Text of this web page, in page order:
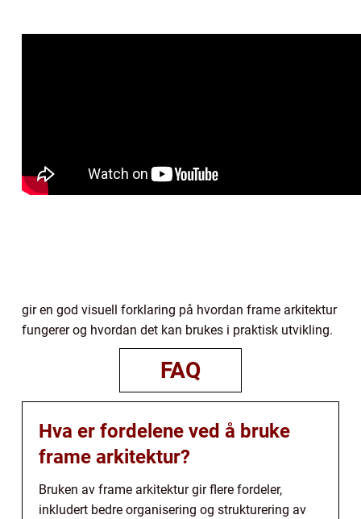
gir en god visuell forklaring på hvordan frame arkitektur
fungerer og hvordan det kan brukes i praktisk utvikling.
FAQ
Hva er fordelene ved å bruke
frame arkitektur?
Bruken av frame arkitektur gir flere fordeler,
inkludert bedre organisering og strukturering av